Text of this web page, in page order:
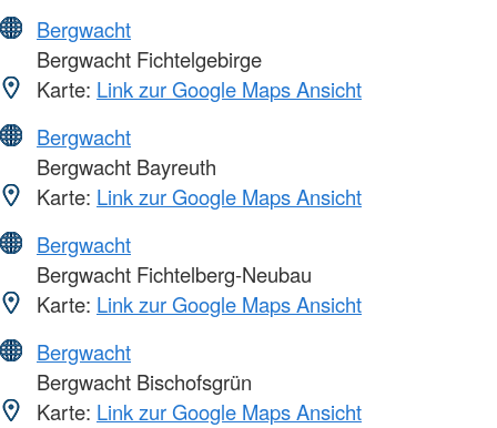
Bergwacht
Bergwacht Fichtelgebirge
Karte: Link zur Google Maps Ansicht
Bergwacht
Bergwacht Bayreuth
Karte: Link zur Google Maps Ansicht
Bergwacht
Bergwacht Fichtelberg-Neubau
Karte: Link zur Google Maps Ansicht
Bergwacht
Bergwacht Bischofsgrün
Karte: Link zur Google Maps Ansicht